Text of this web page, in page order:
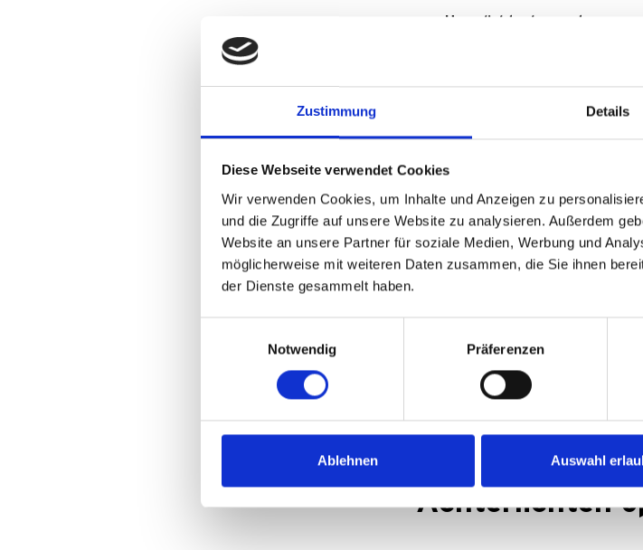
Zustimmung Details
Diese Webseite verwendet Cookies
Wir verwenden Cookies, um Inhalte und Anzeigen zu
und die Zugriffe auf unsere Website zu analysieren. Außerdem
Website an unsere Partner für soziale Medien, Werbung und
möglicherweise mit weiteren Daten zusammen, die Sie ihnen
der Dienste gesammelt haben.
Notwendig
Präferenzen
Ablehnen Auswahl
Hoge lichtopbrengst
Dankzij de ingebouwde
lichtduur. Sommige
De oplaadbare achterlichten
de voorkeur geeft aan een
ook een model hiervoor aan.
Technologie van de
Wij kennen onze weg in
100 jaar nieuwe standaarden
andere leveranciers.
Betrouwbaar en duurzaam
We produceren al onze
vestiging in Meinerzhagen
kunnen we elk onderdeel en
veiligheid. Dit maakt allemaal
Achterlichten